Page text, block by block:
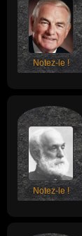
Notez-le !
Notez-le !